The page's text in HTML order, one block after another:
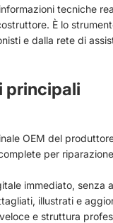
tecniche
È lo
e dalla rete di
principali
OEM del
per
immediato, senza
illustrati e
e struttura